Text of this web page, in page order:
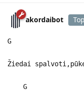
akordaibot
G
Žiedai
G